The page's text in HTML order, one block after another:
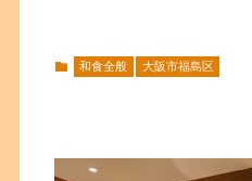
和食全般 大阪市福島区